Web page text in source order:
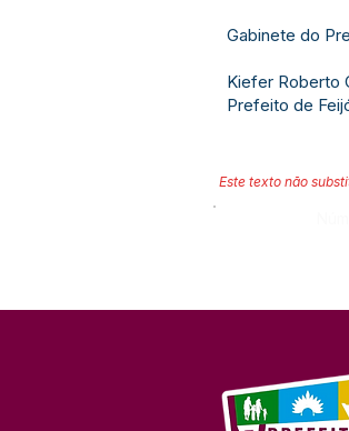
Gabinete do
Kiefer Roberto
Prefeito de
Este texto não